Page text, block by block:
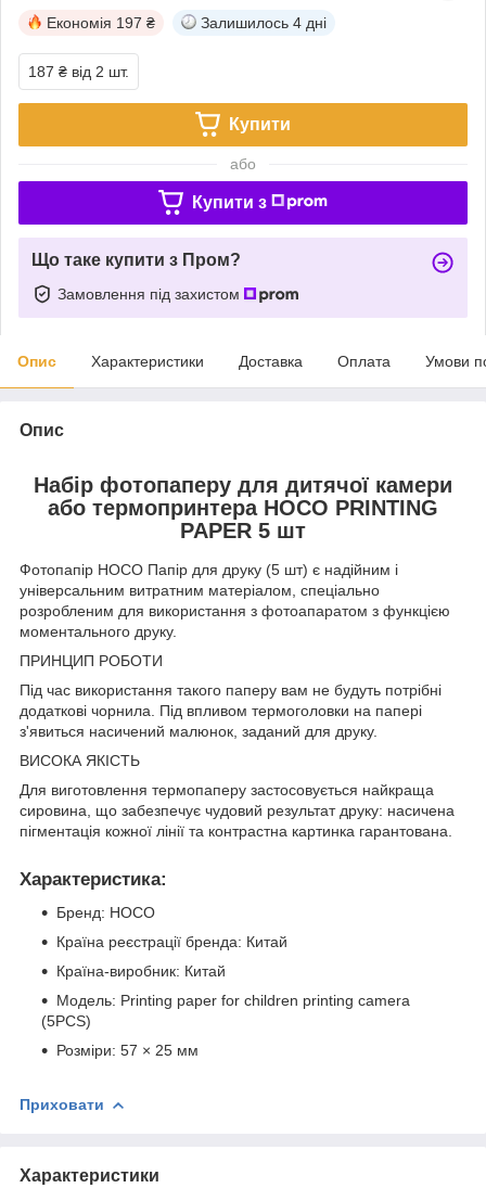
Економія 197 ₴ Залишилось 4 дні
187 ₴ від 2 шт.
Купити
або
Купити з
Що таке купити з Пром?
Замовлення під захистом
Опис Характеристики Доставка Оплата Умови
Опис
Набір фотопаперу для дитячої камери
або термопринтера HOCO PRINTING
PAPER 5 шт
Фотопапір HOCO Папір для друку (5 шт) є надійним і
універсальним витратним матеріалом, спеціально
розробленим для використання з фотоапаратом з функцією
моментального друку.
ПРИНЦИП РОБОТИ
Під час використання такого паперу вам не будуть потрібні
додаткові чорнила. Під впливом термоголовки на папері
з'явиться насичений малюнок, заданий для друку.
ВИСОКА ЯКІСТЬ
Для виготовлення термопаперу застосовується найкраща
сировина, що забезпечує чудовий результат друку: насичена
пігментація кожної лінії та контрастна картинка гарантована.
Характеристика:
Бренд: HOCO
Країна реєстрації бренда: Китай
Країна-виробник: Китай
Модель: Printing paper for children printing camera
(5PCS)
Розміри: 57 × 25 мм
Приховати
Характеристики